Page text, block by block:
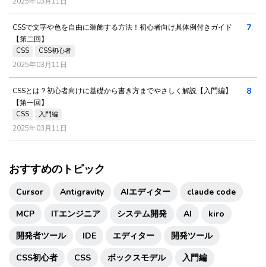
CSSで文字や色を自由に装飾する方法！初心者向け具体例付きガイド
【第二回】
CSS CSS初心者
2025年03月11日
7
CSSとは？初心者向けに基礎から書き方までやさしく解説【入門編】
【第一回】
CSS 入門編
2025年03月11日
8
おすすめのトピック
Cursor Antigravity AIエディター
claude code
MCP
ITエンジニア システム開発 AI
kiro
開発者ツール
IDE エディター
開発ツール
CSS初心者
CSS ボックスモデル 入門編